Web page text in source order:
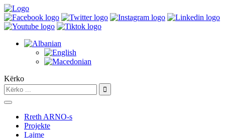
Kërko
Rreth ARNO-s
Projekte
Lajme